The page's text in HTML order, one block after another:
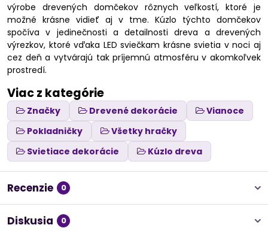
výrobe drevených domčekov rôznych veľkostí, ktoré je
možné krásne vidieť aj v tme. Kúzlo týchto domčekov
spočíva v jedinečnosti a detailnosti dreva a drevených
výrezkov, ktoré vďaka LED sviečkam krásne svietia v noci aj
cez deň a vytvárajú tak príjemnú atmosféru v akomkoľvek
prostredí.
Viac z kategórie
Značky Drevené dekorácie
Vianoce
Pokladničky
Všetky hračky
Svietiace dekorácie
Kúzlo dreva
Recenzie 0
Diskusia 0